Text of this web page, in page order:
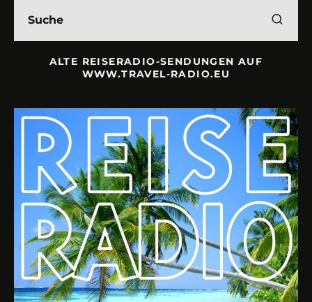
ALTE REISERADIO-SENDUNGEN AUF
WWW.TRAVEL-RADIO.EU